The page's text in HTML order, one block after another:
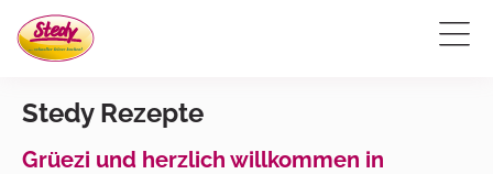
Stedy Rezepte
Grüezi und herzlich willkommen in